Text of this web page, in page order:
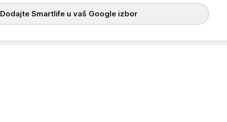
Dodajte Smartlife u vaš Google izbor